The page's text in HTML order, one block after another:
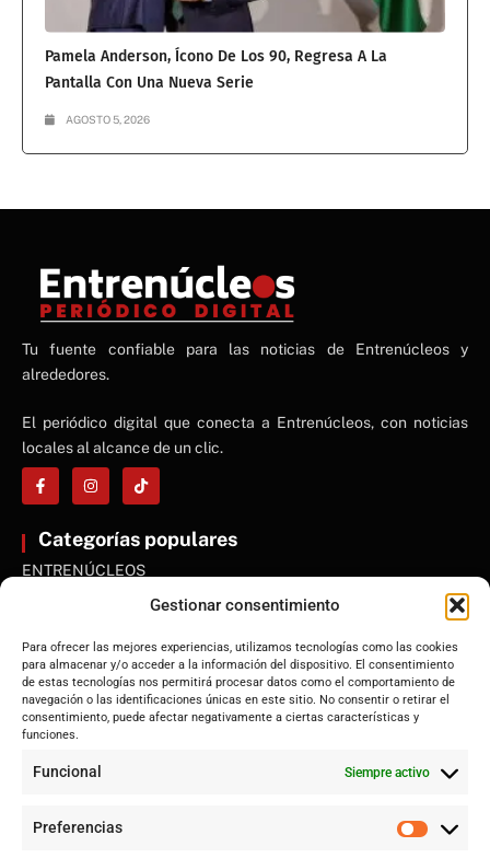
Gestionar consentimiento
Para ofrecer las mejores experiencias, utilizamos tecnologías como las cookies
para almacenar y/o acceder a la información del dispositivo. El consentimiento
de estas tecnologías nos permitirá procesar datos como el comportamiento de
navegación o las identificaciones únicas en este sitio. No consentir o retirar el
consentimiento, puede afectar negativamente a ciertas características y
funciones.
Funcional Siempre activo
Preferencias
Pamela Anderson, Ícono De Los 90, Regresa A La
Pantalla Con Una Nueva Serie
AGOSTO 5, 2026
NE
NEWS ELEMENTOR
Tu fuente confiable para las noticias de Entrenúcleos y
alrededores.
El periódico digital que conecta a Entrenúcleos, con noticias
locales al alcance de un clic.
Categorías populares
ENTRENÚCLEOS
Andalucía
Internacional
Tecnología
Sociedad